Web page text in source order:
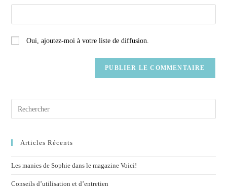
Oui, ajoutez-moi à votre liste de diffusion.
Articles Récents
Les manies de Sophie dans le magazine Voici!
Conseils d’utilisation et d’entretien